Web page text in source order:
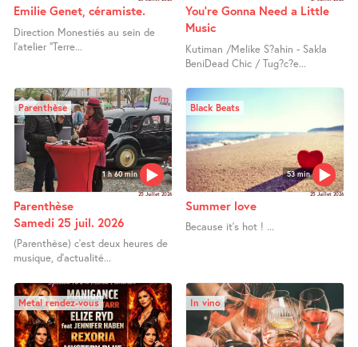
Emilie Genet, céramiste.
Direction Monestiés au sein de
l’atelier "Terre...
You’re Gonna Need a Little
Music
Kutiman /Melike S?ahin - Sakla
BeniDead Chic / Tug?c?e...
1 h 60 min
Parenthèse
25 Juillet 2026
Parenthèse
Samedi 25 juil. 2026
(Parenthèse) c’est deux heures de
musique, d’actualité...
53 min
Black Beats
25 Juillet 2026
Summer love
Because it’s hot ! ...
Metal rendez-vous In vino